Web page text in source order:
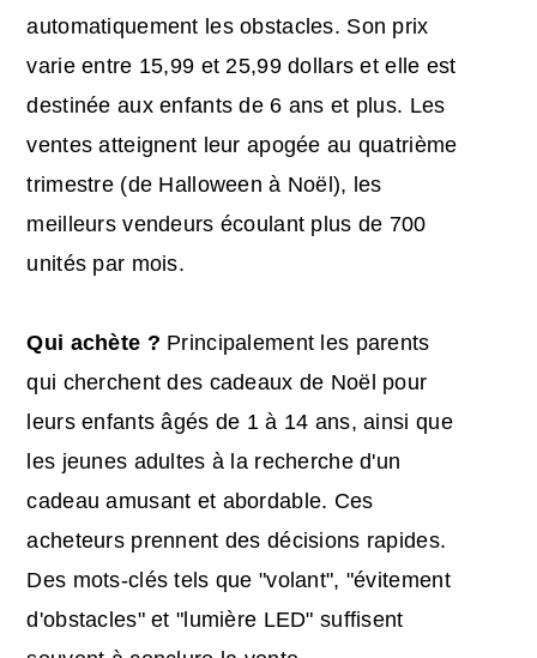
automatiquement les obstacles. Son prix
varie entre 15,99 et 25,99 dollars et elle est
destinée aux enfants de 6 ans et plus. Les
ventes atteignent leur apogée au quatrième
trimestre (de Halloween à Noël), les
meilleurs vendeurs écoulant plus de 700
unités par mois.
Qui achète ? Principalement les parents
qui cherchent des cadeaux de Noël pour
leurs enfants âgés de 1 à 14 ans, ainsi que
les jeunes adultes à la recherche d'un
cadeau amusant et abordable. Ces
acheteurs prennent des décisions rapides.
Des mots-clés tels que "volant", "évitement
d'obstacles" et "lumière LED" suffisent